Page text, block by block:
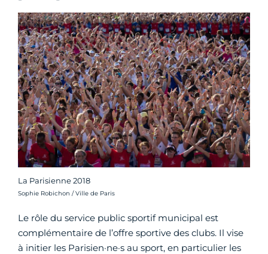
La Parisienne 2018
Crédit photo :
Sophie Robichon / Ville de Paris
Le rôle du service public sportif municipal est
complémentaire de l’offre sportive des clubs. Il vise
à initier les Parisien·ne·s au sport, en particulier les